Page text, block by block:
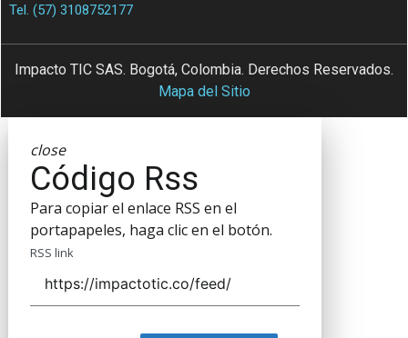
Tel. (57) 3108752177
Impacto TIC SAS. Bogotá, Colombia. Derechos Reservados.
Mapa del Sitio
close
Código Rss
Para copiar el enlace RSS en el
portapapeles, haga clic en el botón.
RSS link